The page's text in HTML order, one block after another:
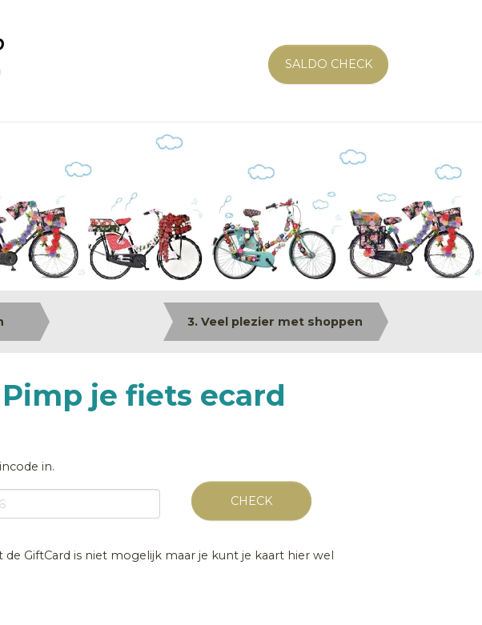
SALDO CHECK
3. Veel plezier met shoppen
je fiets ecard
in.
CHECK
GiftCard is niet mogelijk maar je kunt je kaart hier wel